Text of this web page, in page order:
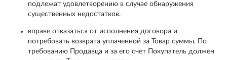
подлежат удовлетворению в случае обнаружения
существенных недостатков.
вправе отказаться от исполнения договора и
потребовать возврата уплаченной за Товар суммы. По
требованию Продавца и за его счет Покупатель должен